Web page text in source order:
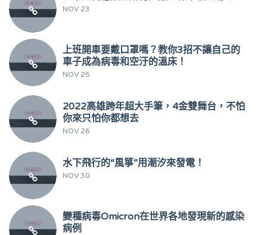
NOV 23
上班開車要戴口罩嗎？教你3招不讓自己的
車子成為病毒和空汙的溫床！
NOV 25
2022高雄跨年超大手筆，4金雙舞台，不怕
你來只怕你都想去
NOV 26
水下飛行的“風箏”用潮汐來發電！
NOV 30
變種病毒Omicron在世界各地發現新的感染
病例